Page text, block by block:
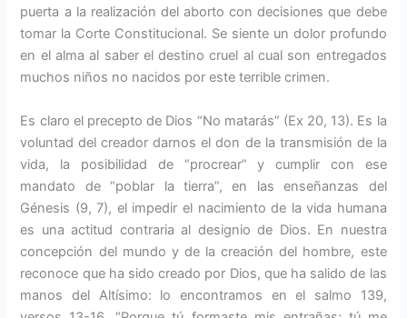
puerta a la realización del aborto con decisiones que debe
tomar la Corte Constitucional. Se siente un dolor profundo
en el alma al saber el destino cruel al cual son entregados
muchos niños no nacidos por este terrible crimen.
Es claro el precepto de Dios “No matarás” (Ex 20, 13). Es la
voluntad del creador darnos el don de la transmisión de la
vida, la posibilidad de “procrear” y cumplir con ese
mandato de “poblar la tierra”, en las enseñanzas del
Génesis (9, 7), el impedir el nacimiento de la vida humana
es una actitud contraria al designio de Dios. En nuestra
concepción del mundo y de la creación del hombre, este
reconoce que ha sido creado por Dios, que ha salido de las
manos del Altísimo: lo encontramos en el salmo 139,